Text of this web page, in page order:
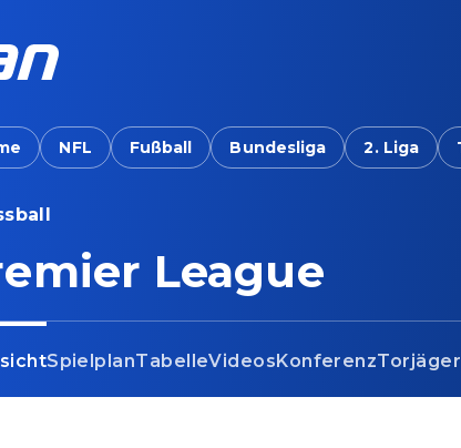
NFL Fußball Bundesliga 2. Liga
League
SpielplanTabelleVideosKonferenzTorjäger